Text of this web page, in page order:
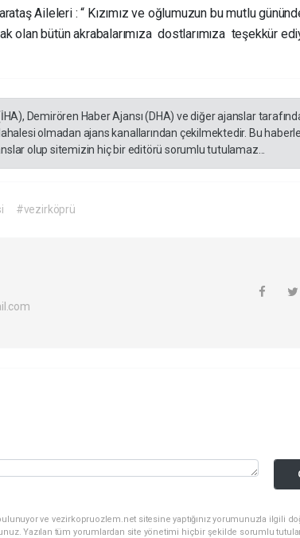
Aileleri : “ Kızımız ve oğlumuzun bu mutlu
olan bütün akrabalarımıza dostlarımıza teşekkür
Demirören Haber Ajansı (DHA) ve diğer ajanslar
olmadan ajans kanallarından çekilmektedir. Bu
olup sitemizin hiç bir editörü sorumlu tutulamaz...
#vezirköprü
ve vezirkopruozlem.net sitesine yaptığınız yorumunuzla ilgili
Yazılan tüm yorumlardan site yönetimi hiçbir şekilde sorumlu